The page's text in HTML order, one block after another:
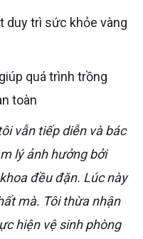
toàn
vẫn tiếp diễn và bác
lý ảnh hưởng bởi
đều đặn. Lúc này
mà. Tôi thừa nhận
hiện vệ sinh phòng